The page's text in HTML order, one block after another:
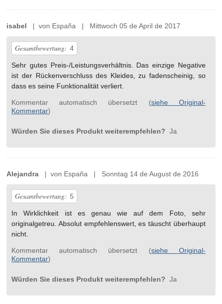
isabel | von España | Mittwoch 05 de April de 2017
Gesamtbewertung: 4
Sehr gutes Preis-/Leistungsverhältnis. Das einzige Negative
ist der Rückenverschluss des Kleides, zu fadenscheinig, so
dass es seine Funktionalität verliert.
Kommentar automatisch übersetzt (siehe Original-
Kommentar)
Würden Sie dieses Produkt weiterempfehlen? Ja
Alejandra | von España | Sonntag 14 de August de 2016
Gesamtbewertung: 5
In Wirklichkeit ist es genau wie auf dem Foto, sehr
originalgetreu. Absolut empfehlenswert, es täuscht überhaupt
nicht.
Kommentar automatisch übersetzt (siehe Original-
Kommentar)
Würden Sie dieses Produkt weiterempfehlen? Ja